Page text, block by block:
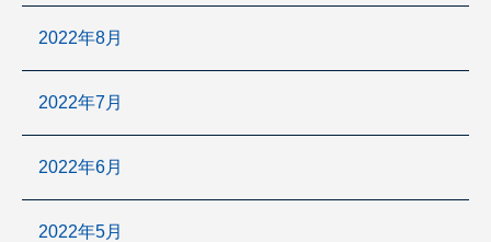
2022年8月
2022年7月
2022年6月
2022年5月